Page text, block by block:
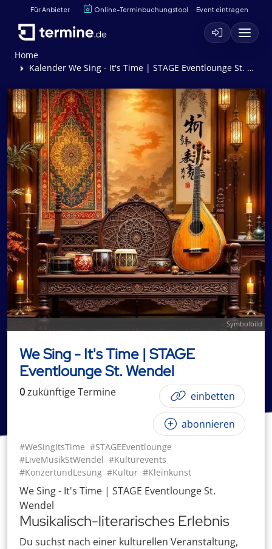
Für Anbieter Online-Terminbuchungstool Event eintragen
Home
Kalender We Sing - It's Time | STAGE Eventlounge St. Wendel
Symbolbild
We Sing - It's Time | STAGE
Eventlounge St. Wendel
0zukünftigeTermine einbetten
abonnieren
#WeSingItsTime #STAGEEventlounge
#LiveMusikStWendel #Kulturevents
#KonzertundLesung #Kultur #Kleinkunst
We Sing - It's Time | STAGE Eventlounge St.
Wendel
Musikalisch-literarisches Erlebnis
Du suchst nach einer kulturellen Veranstaltung,